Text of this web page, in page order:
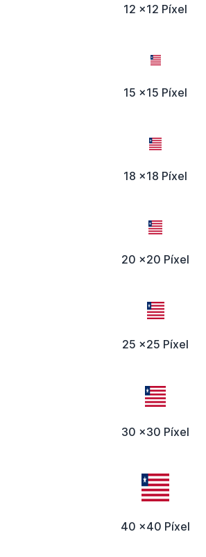
12 x12 Píxel
15 x15 Píxel
18 x18 Píxel
20 x20 Píxel
25 x25 Píxel
30 x30 Píxel
40 x40 Píxel